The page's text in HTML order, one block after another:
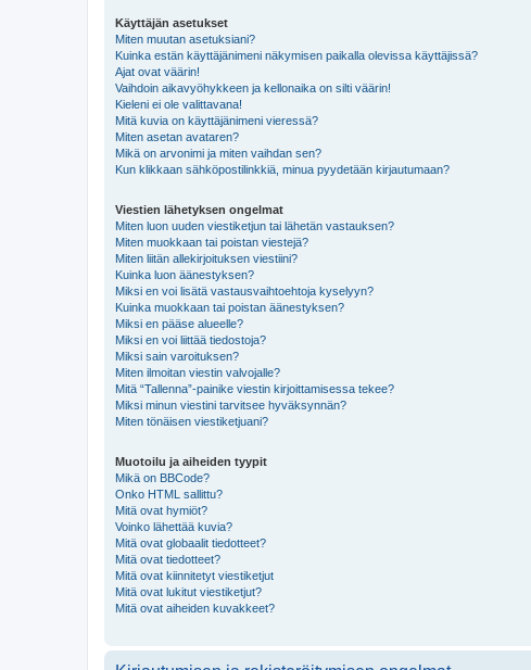
Käyttäjän asetukset
Miten muutan asetuksiani?
Kuinka estän käyttäjänimeni näkymisen paikalla olevissa käyttäjissä?
Ajat ovat väärin!
Vaihdoin aikavyöhykkeen ja kellonaika on silti väärin!
Kieleni ei ole valittavana!
Mitä kuvia on käyttäjänimeni vieressä?
Miten asetan avataren?
Mikä on arvonimi ja miten vaihdan sen?
Kun klikkaan sähköpostilinkkiä, minua pyydetään kirjautumaan?
Viestien lähetyksen ongelmat
Miten luon uuden viestiketjun tai lähetän vastauksen?
Miten muokkaan tai poistan viestejä?
Miten liitän allekirjoituksen viestiini?
Kuinka luon äänestyksen?
Miksi en voi lisätä vastausvaihtoehtoja kyselyyn?
Kuinka muokkaan tai poistan äänestyksen?
Miksi en pääse alueelle?
Miksi en voi liittää tiedostoja?
Miksi sain varoituksen?
Miten ilmoitan viestin valvojalle?
Mitä “Tallenna”-painike viestin kirjoittamisessa tekee?
Miksi minun viestini tarvitsee hyväksynnän?
Miten tönäisen viestiketjuani?
Muotoilu ja aiheiden tyypit
Mikä on BBCode?
Onko HTML sallittu?
Mitä ovat hymiöt?
Voinko lähettää kuvia?
Mitä ovat globaalit tiedotteet?
Mitä ovat tiedotteet?
Mitä ovat kiinnitetyt viestiketjut
Mitä ovat lukitut viestiketjut?
Mitä ovat aiheiden kuvakkeet?